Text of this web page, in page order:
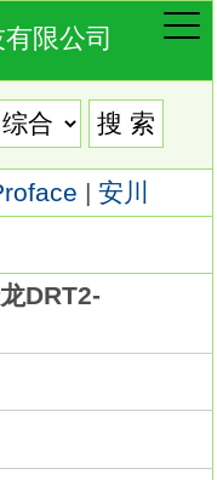
限公司
| 安川
DRT2-